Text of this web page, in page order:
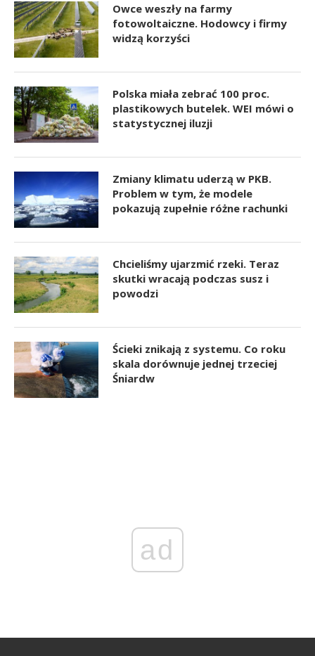
Owce weszły na farmy
fotowoltaiczne. Hodowcy i firmy
widzą korzyści
Polska miała zebrać 100 proc.
plastikowych butelek. WEI mówi o
statystycznej iluzji
Zmiany klimatu uderzą w PKB.
Problem w tym, że modele
pokazują zupełnie różne rachunki
Chcieliśmy ujarzmić rzeki. Teraz
skutki wracają podczas susz i
powodzi
Ścieki znikają z systemu. Co roku
skala dorównuje jednej trzeciej
Śniardw
ad